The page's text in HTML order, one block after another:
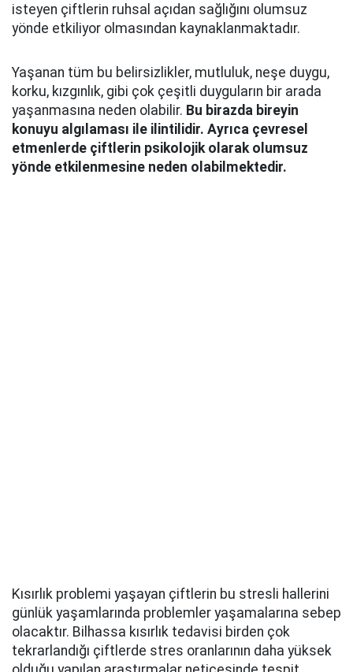
isteyen çiftlerin ruhsal açıdan sağlığını olumsuz
yönde etkiliyor olmasından kaynaklanmaktadır.
Yaşanan tüm bu belirsizlikler, mutluluk, neşe duygu,
korku, kızgınlık, gibi çok çeşitli duyguların bir arada
yaşanmasına neden olabilir. Bu birazda bireyin
konuyu algılaması ile ilintilidir. Ayrıca çevresel
etmenlerde çiftlerin psikolojik olarak olumsuz
yönde etkilenmesine neden olabilmektedir.
Kısırlık problemi yaşayan çiftlerin bu stresli hallerini
günlük yaşamlarında problemler yaşamalarına sebep
olacaktır. Bilhassa kısırlık tedavisi birden çok
tekrarlandığı çiftlerde stres oranlarının daha yüksek